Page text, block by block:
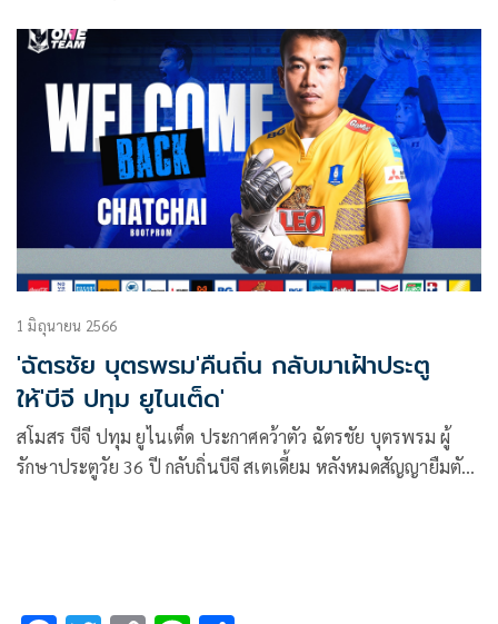
1 มิถุนายน 2566
'ฉัตรชัย บุตรพรม'คืนถิ่น กลับมาเฝ้าประตู
ให้'บีจี ปทุม ยูไนเต็ด'
สโมสร บีจี ปทุม ยูไนเต็ด ประกาศคว้าตัว ฉัตรชัย บุตรพรม ผู้
รักษาประตูวัย 36 ปี กลับถิ่นบีจี สเตเดี้ยม หลังหมดสัญญายืมตัว